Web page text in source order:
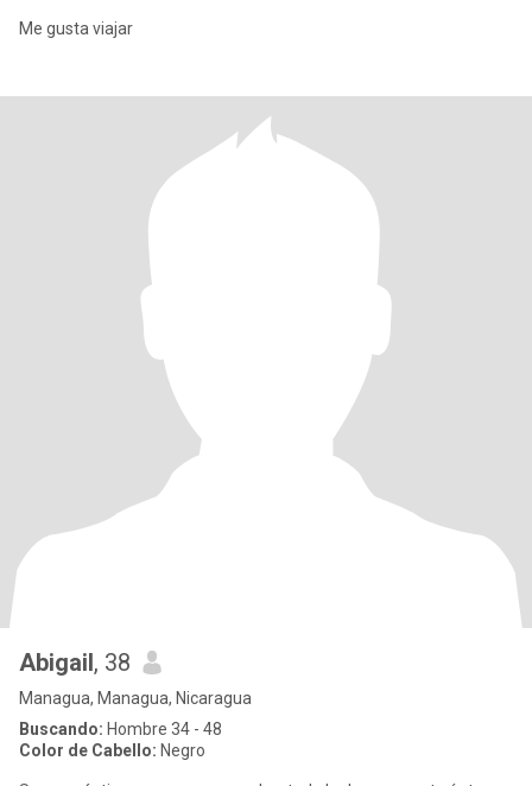
Me gusta viajar
Abigail, 38
Managua, Managua, Nicaragua
Buscando: Hombre 34 - 48
Color de Cabello: Negro